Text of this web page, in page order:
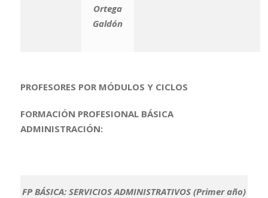
Ortega
Galdón
PROFESORES POR MÓDULOS Y CICLOS
FORMACIÓN PROFESIONAL BÁSICA
ADMINISTRACIÓN:
FP BÁSICA: SERVICIOS ADMINISTRATIVOS (Primer año)